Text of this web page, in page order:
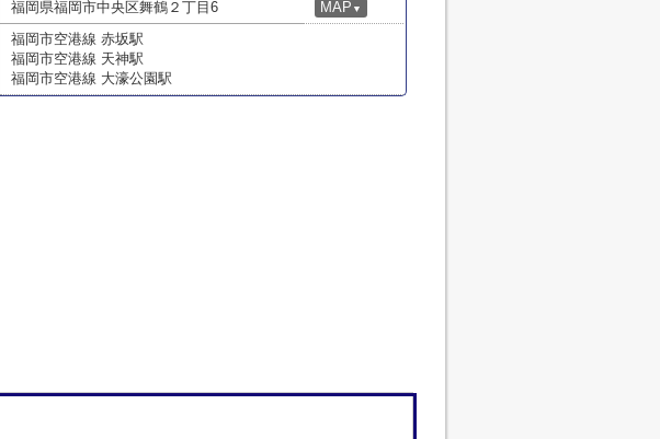
福岡県福岡市中央区舞鶴２丁目6 MAP ▼
福岡市空港線 赤坂駅
福岡市空港線 天神駅
福岡市空港線 大濠公園駅